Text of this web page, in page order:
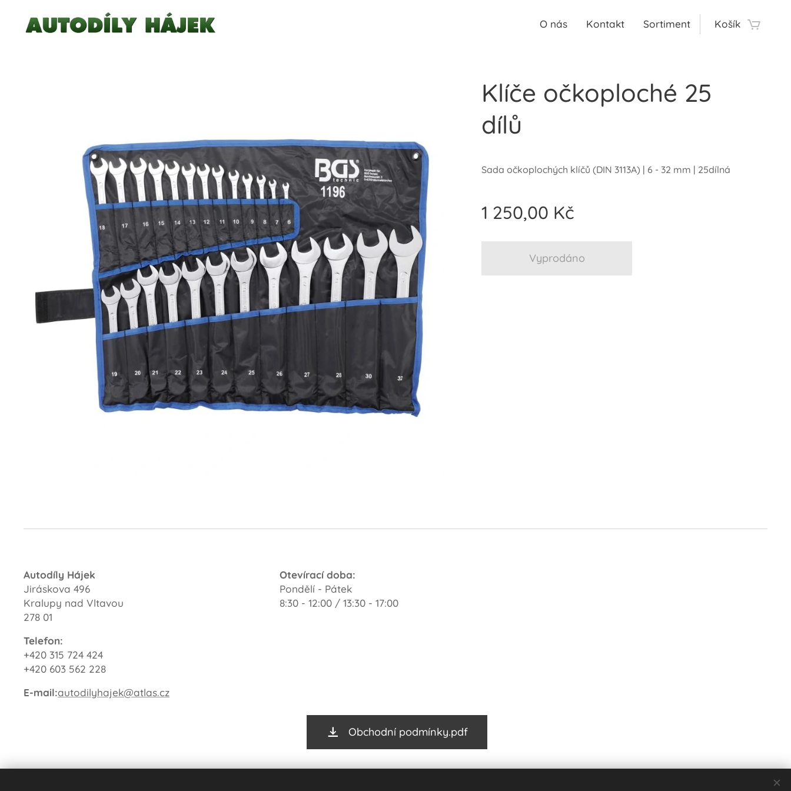
O nás Kontakt Sortiment Košík
Klíče očkoploché 25
dílů
Sada očkoplochých klíčů (DIN 3113A) | 6 - 32 mm | 25dílná
1 250,00 Kč
Vyprodáno
Autodíly Hájek
Jiráskova 496
Kralupy nad Vltavou
278 01
Telefon:
+420 315 724 424
+420 603 562 228
E-mail:autodilyhajek@atlas.cz
Otevírací doba:
Pondělí - Pátek
8:30 - 12:00 / 13:30 - 17:00
Obchodní podmínky.pdf